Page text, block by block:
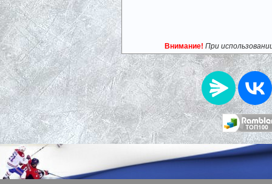
Внимание! При